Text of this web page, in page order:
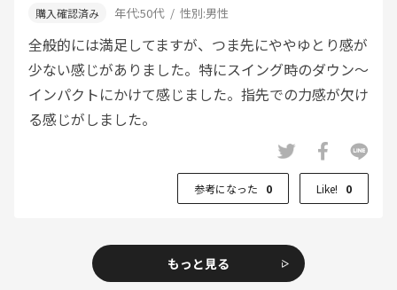
年代:50代 性別:男性
全般的には満足してますが、つま先にややゆとり感が
少ない感じがありました。特にスイング時のダウン〜
インパクトにかけて感じました。指先での力感が欠け
る感じがしました。
参考になった 0 Like! 0
もっと見る